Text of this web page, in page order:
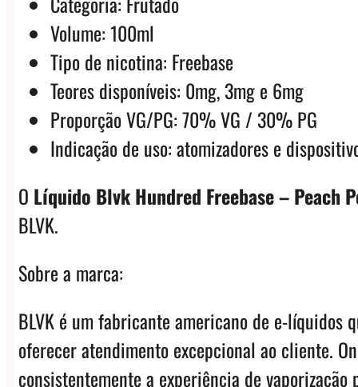
Volume: 100ml
Tipo de nicotina: Freebase
Teores disponíveis: 0mg, 3mg e 6mg
Proporção VG/PG: 70% VG / 30% PG
Indicação de uso: atomizadores e
O Líquido Blvk Hundred Freebase – Peach
BLVK.
Sobre a marca:
BLVK é um fabricante americano de e-
oferecer atendimento excepcional ao cliente.
consistentemente a experiência de